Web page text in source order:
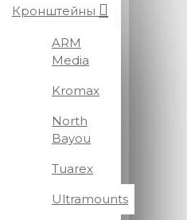
Кронштейны
ARM
Media
Kromax
North
Bayou
Tuarex
Ultramounts